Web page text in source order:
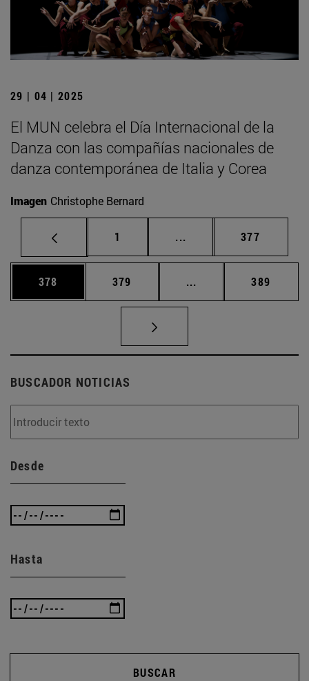
29 | 04 | 2025
El MUN celebra el Día Internacional de la
Danza con las compañías nacionales de
danza contemporánea de Italia y Corea
Imagen Christophe Bernard
Página
1 ... Páginas intermedias
Página
377
Página
378 Página
379 ... Páginas intermedias
Página
389
BUSCADOR NOTICIAS
Desde
Hasta
BUSCAR